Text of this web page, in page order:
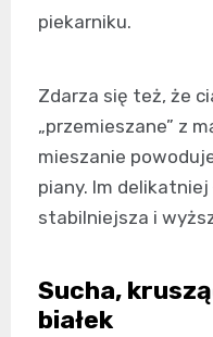
piekarniku.
Zdarza się też, że
„przemieszane” z
mieszanie
piany. Im delikatniej
stabilniejsza i
Sucha,
białek